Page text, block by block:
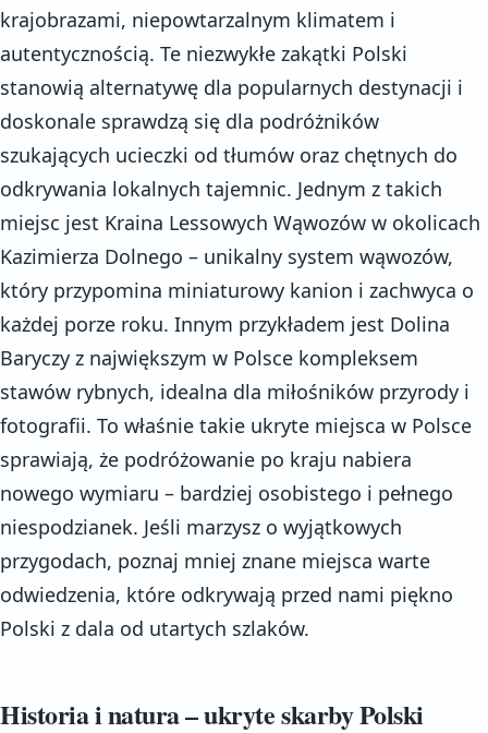
krajobrazami, niepowtarzalnym klimatem i
autentycznością. Te niezwykłe zakątki Polski
stanowią alternatywę dla popularnych destynacji i
doskonale sprawdzą się dla podróżników
szukających ucieczki od tłumów oraz chętnych do
odkrywania lokalnych tajemnic. Jednym z takich
miejsc jest Kraina Lessowych Wąwozów w okolicach
Kazimierza Dolnego – unikalny system wąwozów,
który przypomina miniaturowy kanion i zachwyca o
każdej porze roku. Innym przykładem jest Dolina
Baryczy z największym w Polsce kompleksem
stawów rybnych, idealna dla miłośników przyrody i
fotografii. To właśnie takie ukryte miejsca w Polsce
sprawiają, że podróżowanie po kraju nabiera
nowego wymiaru – bardziej osobistego i pełnego
niespodzianek. Jeśli marzysz o wyjątkowych
przygodach, poznaj mniej znane miejsca warte
odwiedzenia, które odkrywają przed nami piękno
Polski z dala od utartych szlaków.
Historia i natura – ukryte skarby Polski